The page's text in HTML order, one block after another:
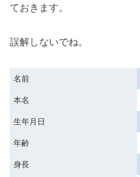
ておきます。
誤解しないでね。
名前
本名
生年月日
年齢
身長